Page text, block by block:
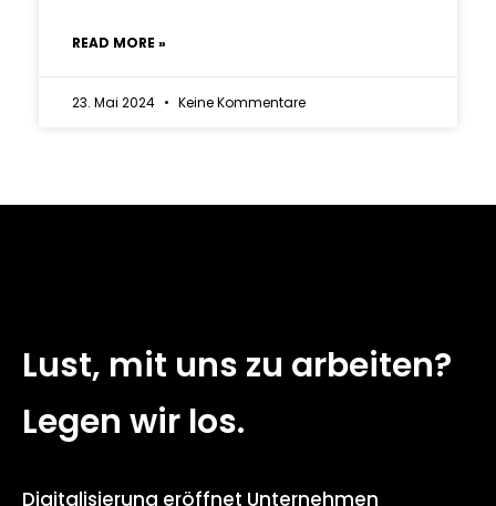
READ MORE »
23. Mai 2024 Keine Kommentare
Lust, mit uns zu arbeiten?
Legen wir los.
Digitalisierung eröffnet Unternehmen